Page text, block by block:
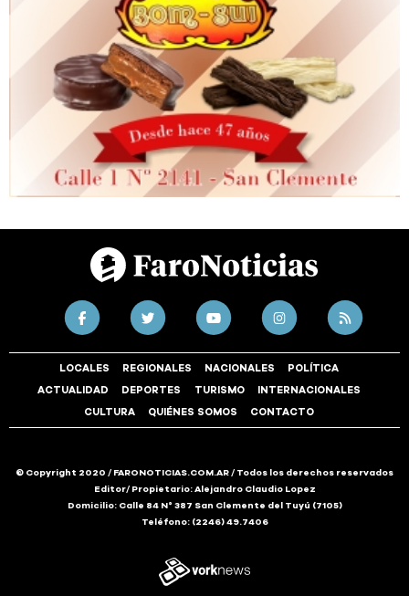
LOCALES REGIONALES NACIONALES POLÍTICA
ACTUALIDAD DEPORTES TURISMO INTERNACIONALES
CULTURA QUIÉNES SOMOS CONTACTO
© Copyright 2020 / FARONOTICIAS.COM.AR / Todos los derechos reservados
Editor/ Propietario: Alejandro Claudio Lopez
Domicilio: Calle 84 N° 387 San Clemente del Tuyú (7105)
Teléfono: (2246) 49.7406